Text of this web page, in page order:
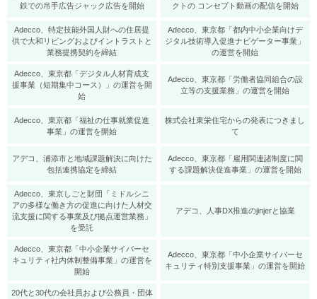
鉄での吊手広告ジャック広告を開始
クトの コンセプト動画の配信を開始
Adecco、特定技能外国人財への住居提
供で大和リビングおよびイントラストと
業務提携契約を締結
Adecco、東京都「都内中小企業向けデ
ジタル技術導入促進ナビゲーター事業」
の運営を開始
Adecco、東京都「デジタル人材育成支
援事業（短期集中コース）」の運営を開
始
Adecco、東京都「労働者協同組合の設
立等の支援業務」の運営を開始
Adecco、東京都「福祉の仕事就業促進
事業」の運営を開始
株式会社東栄住宅からの発表につきまし
て
アデコ、浦添市と地域課題解決に向けた
包括連携協定を締結
Adecco、東京都「雇用関連諸制度に関
する課題解決促進事業」の運営を開始
Adecco、東京しごと財団「ミドルシニ
アの多様な働き方の促進に向けた人材交
流支援に関する事業及び拠点運営業務」
を受託
アデコ、人事DX推進のjinjerと協業
Adecco、東京都「中小企業サイバーセ
キュリティ社内体制整備事業」の運営を
開始
Adecco、東京都「中小企業サイバーセ
キュリティ特別支援事業」の運営を開始
20代と30代の会社員および公務員・団体